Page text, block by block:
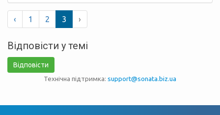
‹ 1 2 3 ›
Відповісти у темі
Відповісти
Технічна підтримка: support@sonata.biz.ua